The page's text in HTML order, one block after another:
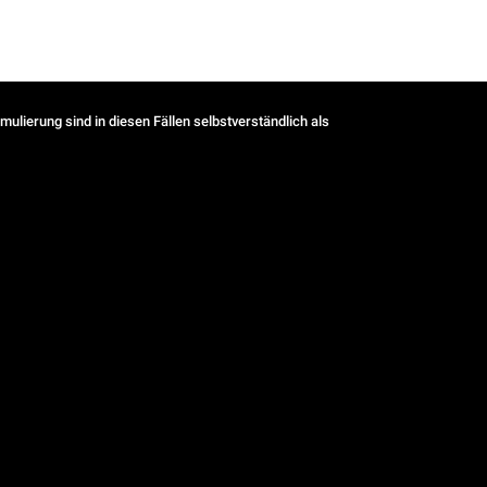
sind in diesen Fällen selbstverständlich als